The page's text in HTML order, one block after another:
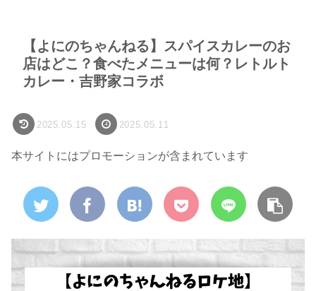
【よにのちゃんねる】スパイスカレーのお
店はどこ？食べたメニューは何？レトルト
カレー・吉野家コラボ
2025.05.15 2025.05.11
本サイトにはプロモーションが含まれています